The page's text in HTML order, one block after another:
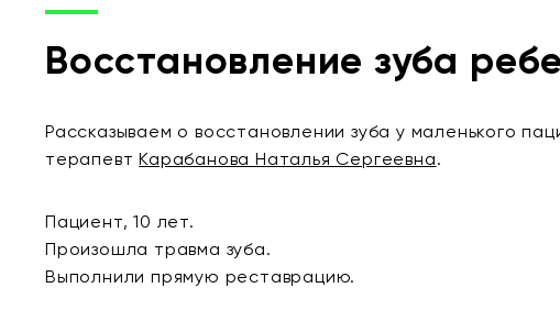
Восстановление зуба
Рассказываем о восстановлении зуба у маленького
терапевтКарабанова Наталья Сергеевна.
Пациент, 10 лет.
Произошла травма зуба.
Выполнили прямую реставрацию.